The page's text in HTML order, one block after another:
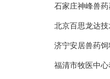
石家庄神峰兽
北京百思龙达
济宁安居兽药
福清市牧医中